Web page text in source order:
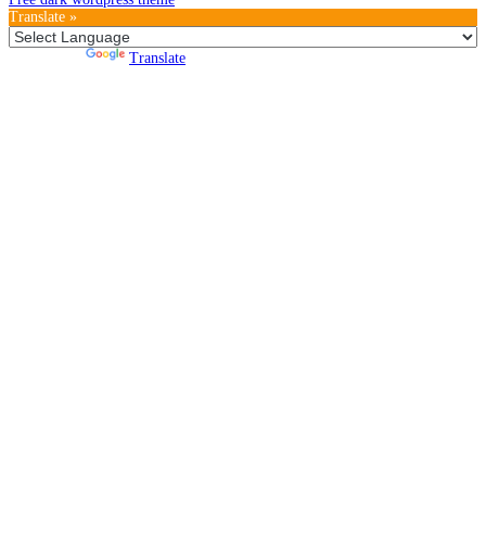
Translate »
Translate